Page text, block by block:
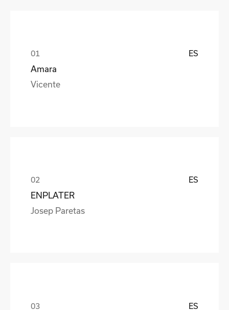
ES
Amara
Vicente
ES
ENPLATER
Josep Paretas
ES